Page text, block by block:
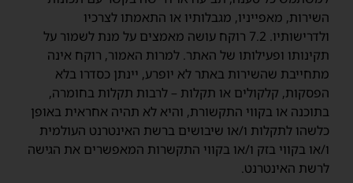
השירות, מאפייניו, מגבלותיו או התאמתו לצרכיו
ולדרישותיו. 7.2 רוקח עושה מאמצים על מנת לשמור על
תקינותו ופעילותו של האתר. למרות האמור, רוקח אינה
מתחייבת שהשירות באתר לא יופרע, יינתן כסדרו בלא
הפסקות, קלקולים או תקלות – לרבות תקלות בחומרה,
בתוכנה או בקווי התקשורת, והיא לא תהיה אחראית באופן
כלשהו לתקלות ו/או שיבושים ברשת האינטרנט העולמית
ו/או בקווי בזק ו/או בקווי התקשרות המאפשרים את הגישה
לרשת האינטרנט.